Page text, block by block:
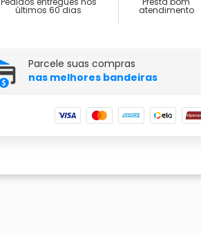
últimos 60 dias atendimento
Parcele suas compras
nas melhores bandeiras